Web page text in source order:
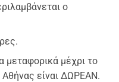
ο
μεταφορικά μέχρι το
είναι ΔΩΡΕΑΝ.